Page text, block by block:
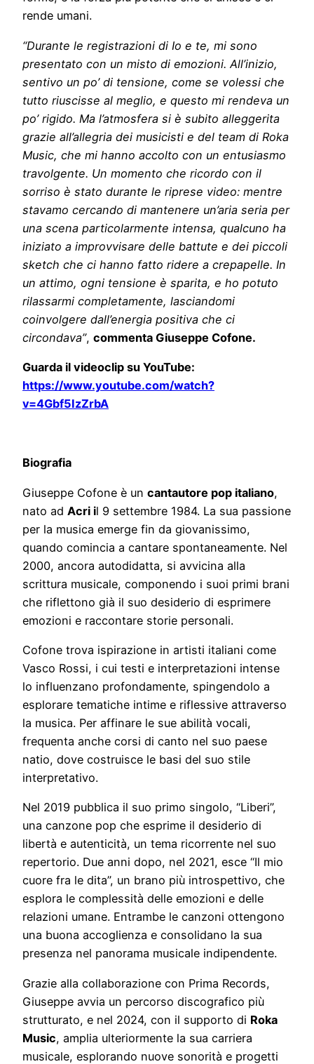
rende umani.
“Durante le registrazioni di Io e te, mi sono
presentato con un misto di emozioni. All’inizio,
sentivo un po’ di tensione, come se volessi che
tutto riuscisse al meglio, e questo mi rendeva un
po’ rigido. Ma l’atmosfera si è subito alleggerita
grazie all’allegria dei musicisti e del team di Roka
Music, che mi hanno accolto con un entusiasmo
travolgente. Un momento che ricordo con il
sorriso è stato durante le riprese video: mentre
stavamo cercando di mantenere un’aria seria per
una scena particolarmente intensa, qualcuno ha
iniziato a improvvisare delle battute e dei piccoli
sketch che ci hanno fatto ridere a crepapelle. In
un attimo, ogni tensione è sparita, e ho potuto
rilassarmi completamente, lasciandomi
coinvolgere dall’energia positiva che ci
circondava”, commenta Giuseppe Cofone.
Guarda il videoclip su YouTube:
https://www.youtube.com/watch?
v=4Gbf5IzZrbA
Biografia
Giuseppe Cofone è un cantautore pop italiano,
nato ad Acri il 9 settembre 1984. La sua passione
per la musica emerge fin da giovanissimo,
quando comincia a cantare spontaneamente. Nel
2000, ancora autodidatta, si avvicina alla
scrittura musicale, componendo i suoi primi brani
che riflettono già il suo desiderio di esprimere
emozioni e raccontare storie personali.
Cofone trova ispirazione in artisti italiani come
Vasco Rossi, i cui testi e interpretazioni intense
lo influenzano profondamente, spingendolo a
esplorare tematiche intime e riflessive attraverso
la musica. Per affinare le sue abilità vocali,
frequenta anche corsi di canto nel suo paese
natio, dove costruisce le basi del suo stile
interpretativo.
Nel 2019 pubblica il suo primo singolo, “Liberi”,
una canzone pop che esprime il desiderio di
libertà e autenticità, un tema ricorrente nel suo
repertorio. Due anni dopo, nel 2021, esce “Il mio
cuore fra le dita”, un brano più introspettivo, che
esplora le complessità delle emozioni e delle
relazioni umane. Entrambe le canzoni ottengono
una buona accoglienza e consolidano la sua
presenza nel panorama musicale indipendente.
Grazie alla collaborazione con Prima Records,
Giuseppe avvia un percorso discografico più
strutturato, e nel 2024, con il supporto di Roka
Music, amplia ulteriormente la sua carriera
musicale, esplorando nuove sonorità e progetti